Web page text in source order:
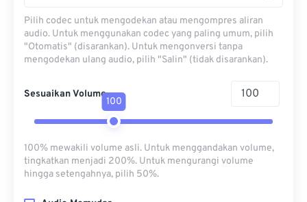
Pilih codec untuk mengodekan atau mengompres aliran
audio. Untuk menggunakan codec yang paling umum, pilih
"Otomatis" (disarankan). Untuk mengonversi tanpa
mengodekan ulang audio, pilih "Salin" (tidak disarankan).
Sesuaikan Volume
100
100% mewakili volume asli. Untuk menggandakan volume,
tingkatkan menjadi 200%. Untuk mengurangi volume
hingga setengahnya, pilih 50%.